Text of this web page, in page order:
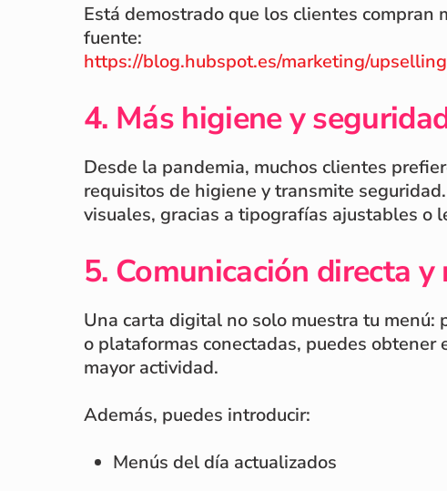
Está demostrado que los clientes compran
fuente:
https://blog.hubspot.es/marketing/
4. Más higiene y
Desde la pandemia, muchos clientes
requisitos de higiene y transmite
visuales, gracias a tipografías ajustables o
5. Comunicación directa
Una carta digital no solo muestra tu
o plataformas conectadas, puedes
mayor actividad.
Además, puedes introducir:
Menús del día actualizados